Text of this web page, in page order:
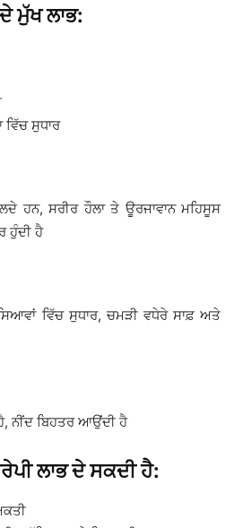
ਮੁੱਖ ਲਾਭ:
ਸੁਧਾਰ
ਹਨ, ਸਰੀਰ ਹੌਲਾ ਤੇ ਊਰਜਾਵਾਨ ਮਹਿਸੂਸ
ਹੁੰਦੀ ਹੈ
ਵਿੱਚ ਸੁਧਾਰ, ਚਮੜੀ ਵਧੇਰੇ ਸਾਫ਼ ਅਤੇ
ਨੀਂਦ ਬਿਹਤਰ ਆਉਂਦੀ ਹੈ
ਲਾਭ ਦੇ ਸਕਦੀ ਹੈ: